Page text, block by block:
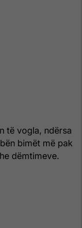
të vogla, ndërsa
bimët më pak
dëmtimeve.